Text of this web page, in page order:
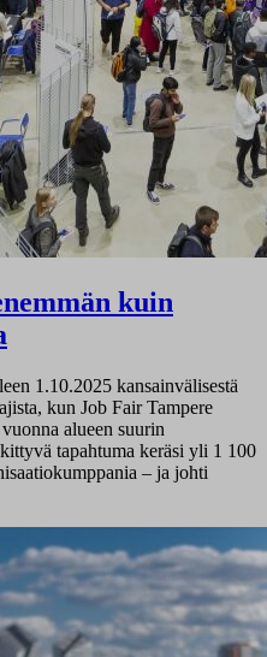
kuin
1.10.2025 kansainvälisestä
kun Job Fair Tampere
alueen suurin
tapahtuma keräsi yli 1 100
– ja johti